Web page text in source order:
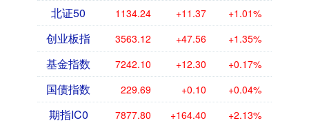
北证50 1134.24 +11.37 +1.01%
创业板指 3563.12 +47.56 +1.35%
基金指数 7242.10 +12.30 +0.17%
国债指数 229.69 +0.10 +0.04%
期指IC0 7877.80 +164.40 +2.13%